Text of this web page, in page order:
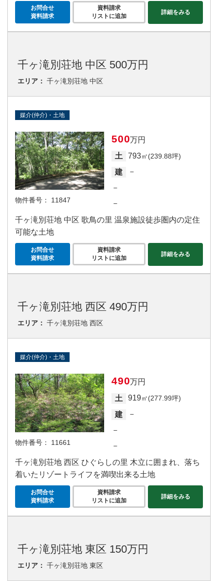
お問合せ
資料請求
資料請求
リストに追加
詳細をみる
千ヶ滝別荘地 中区 500万円
エリア： 千ヶ滝別荘地 中区
媒介(仲介)・土地
物件番号： 11847
500万円
土
793㎡(239.88坪)
建
－
－
－
千ヶ滝別荘地 中区 歌鳥の里 温泉施設徒歩圏内の定住
可能な土地
お問合せ
資料請求
資料請求
リストに追加
詳細をみる
千ヶ滝別荘地 西区 490万円
エリア： 千ヶ滝別荘地 西区
媒介(仲介)・土地
物件番号： 11661
490万円
土
919㎡(277.99坪)
建
－
－
－
千ヶ滝別荘地 西区 ひぐらしの里 木立に囲まれ、落ち
着いたリゾートライフを満喫出来る土地
お問合せ
資料請求
資料請求
リストに追加
詳細をみる
千ヶ滝別荘地 東区 150万円
エリア： 千ヶ滝別荘地 東区